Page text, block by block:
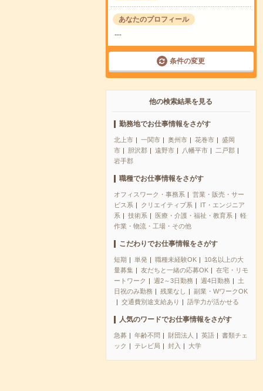
あなたのプロフィール
---
条件の変更
他の検索結果を見る
勤務地でお仕事情報をさがす
北上市 一関市 奥州市 花巻市
盛岡
市
胆沢郡 遠野市 八幡平市
二戸郡
岩手郡
職種でお仕事情報をさがす
オフィスワーク・事務系
営業・販売・サー
ビス系
クリエイティブ系
IT・エンジニア
系
技術系 医療・介護・福祉・教育系
軽
作業・物流・工場・その他
こだわりでお仕事情報をさがす
短期 単発 職種未経験OK
10名以上の大
量募集
友だちと一緒の応募OK
在宅・リモ
ートワーク
週2～3日勤務 週4日勤務
土
日祝のみ勤務
残業なし
副業・WワークOK
交通費別途支給あり
語学力が活かせる
人気のワードでお仕事情報をさがす
急募 年齢不問 財団法人 英語
書類チェ
ック
テレビ局 封入 大学